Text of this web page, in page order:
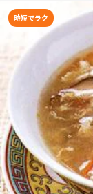
時短でラク